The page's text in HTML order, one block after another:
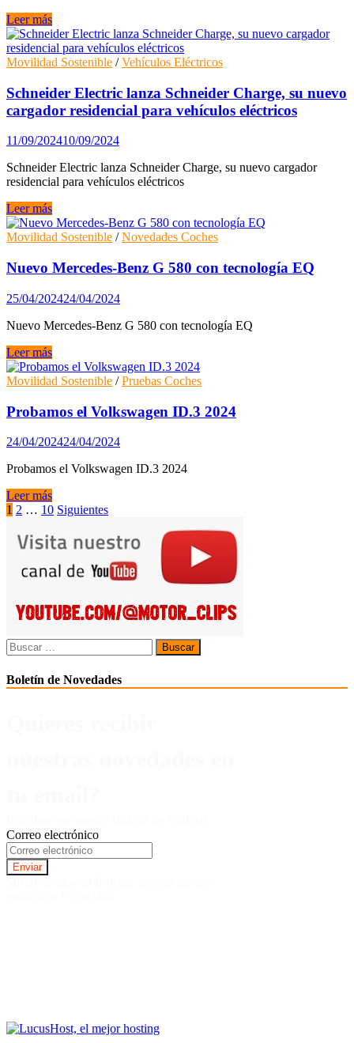
La
salud
de
las
de
vehículos
eléctricos
mejorado
un
22
%
Leer más
Movilidad Sostenible /Vehículos Eléctricos
Schneider Electric lanza Schneider Charge, su nuevo
cargador residencial para vehículos eléctricos
11/09/202410/09/2024
Schneider Electric lanza Schneider Charge, su nuevo cargador
residencial para vehículos eléctricos
Schneider
Electric
lanza
Charge,
su
nuevo
cargador
residencial
vehículos
eléctricos
Leer más
Movilidad Sostenible /Novedades Coches
Nuevo Mercedes-Benz G 580 con tecnología EQ
25/04/202424/04/2024
Nuevo Mercedes-Benz G 580 con tecnología EQ
Nuevo
Mercedes-
Benz
580
con
tecnología
EQ
Leer más
Movilidad Sostenible /Pruebas Coches
Probamos el Volkswagen ID.3 2024
24/04/202424/04/2024
Probamos el Volkswagen ID.3 2024
Probamos
el
ID.3
2024
Leer más
Paginación
de
entradas
1 2 … 10 Siguientes
Buscar:
Boletín de Novedades
Correo electrónico